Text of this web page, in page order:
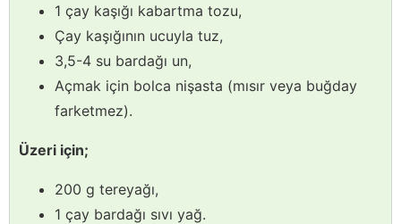
1 çay kaşığı kabartma tozu,
Çay kaşığının ucuyla tuz,
3,5-4 su bardağı un,
Açmak için bolca nişasta (mısır veya buğday
farketmez).
Üzeri için;
200 g tereyağı,
1 çay bardağı sıvı yağ.